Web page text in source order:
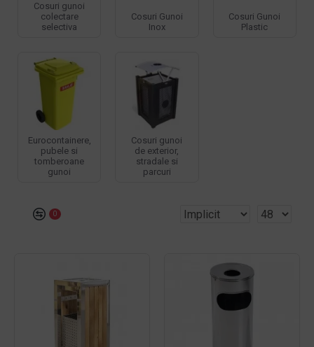
Cosuri gunoi
colectare
selectiva
Cosuri Gunoi
Inox
Cosuri Gunoi
Plastic
Eurocontainere,
pubele si
tomberoane
gunoi
Cosuri gunoi
de exterior,
stradale si
parcuri
0